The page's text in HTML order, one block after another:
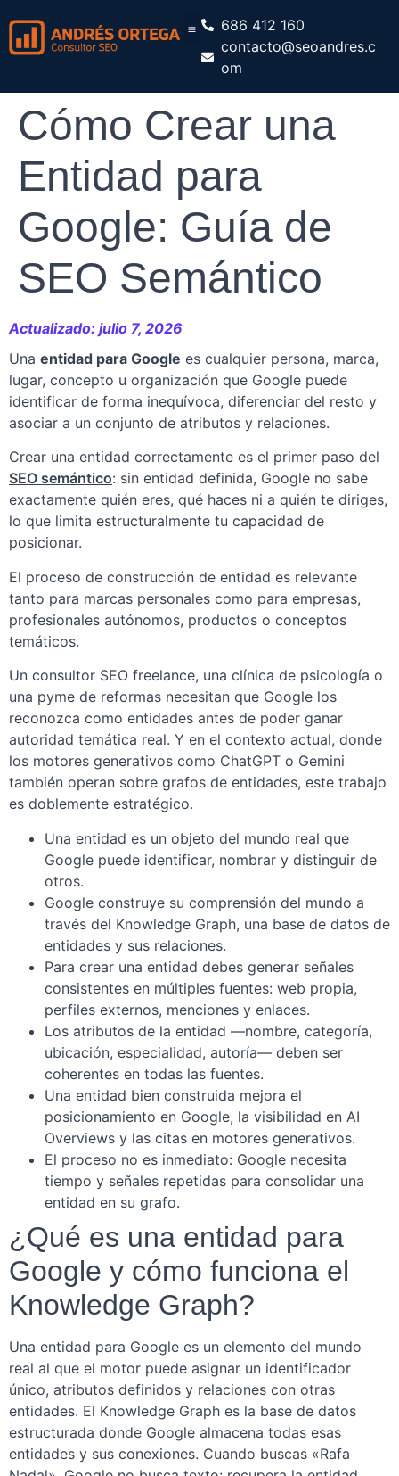
686 412 160
contacto@seoandres.c
om
Cómo Crear una
Entidad para
Google: Guía de
SEO Semántico
Actualizado: julio 7, 2026
Una entidad para Google es cualquier persona, marca,
lugar, concepto u organización que Google puede
identificar de forma inequívoca, diferenciar del resto y
asociar a un conjunto de atributos y relaciones.
Crear una entidad correctamente es el primer paso del
SEO semántico: sin entidad definida, Google no sabe
exactamente quién eres, qué haces ni a quién te diriges,
lo que limita estructuralmente tu capacidad de
posicionar.
El proceso de construcción de entidad es relevante
tanto para marcas personales como para empresas,
profesionales autónomos, productos o conceptos
temáticos.
Un consultor SEO freelance, una clínica de psicología o
una pyme de reformas necesitan que Google los
reconozca como entidades antes de poder ganar
autoridad temática real. Y en el contexto actual, donde
los motores generativos como ChatGPT o Gemini
también operan sobre grafos de entidades, este trabajo
es doblemente estratégico.
Una entidad es un objeto del mundo real que
Google puede identificar, nombrar y distinguir de
otros.
Google construye su comprensión del mundo a
través del Knowledge Graph, una base de datos de
entidades y sus relaciones.
Para crear una entidad debes generar señales
consistentes en múltiples fuentes: web propia,
perfiles externos, menciones y enlaces.
Los atributos de la entidad —nombre, categoría,
ubicación, especialidad, autoría— deben ser
coherentes en todas las fuentes.
Una entidad bien construida mejora el
posicionamiento en Google, la visibilidad en AI
Overviews y las citas en motores generativos.
El proceso no es inmediato: Google necesita
tiempo y señales repetidas para consolidar una
entidad en su grafo.
¿Qué es una entidad para
Google y cómo funciona el
Knowledge Graph?
Una entidad para Google es un elemento del mundo
real al que el motor puede asignar un identificador
único, atributos definidos y relaciones con otras
entidades. El Knowledge Graph es la base de datos
estructurada donde Google almacena todas esas
entidades y sus conexiones. Cuando buscas «Rafa